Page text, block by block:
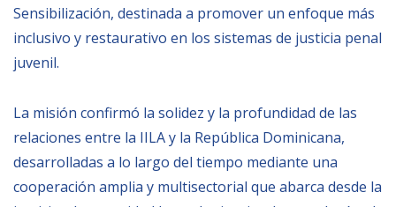
Sensibilización, destinada a promover un enfoque más
inclusivo y restaurativo en los sistemas de justicia penal
juvenil.
La misión confirmó la solidez y la profundidad de las
relaciones entre la IILA y la República Dominicana,
desarrolladas a lo largo del tiempo mediante una
cooperación amplia y multisectorial que abarca desde la